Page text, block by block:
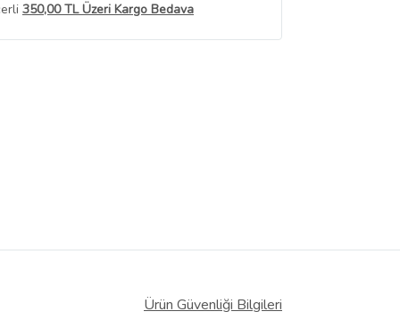
350,00 TL Üzeri Kargo Bedava
Ürün Güvenliği Bilgileri